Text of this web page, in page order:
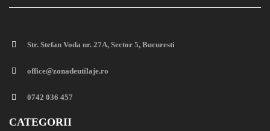
Str. Stefan Voda nr. 27A, Sector 5, Bucuresti
office@zonadeutilaje.ro
0742 036 457
CATEGORII